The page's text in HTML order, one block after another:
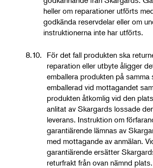
heller om reparationer utförts
godkända reservdelar eller om
instruktionerna inte har utförts.
8.10. För det fall produkten ska
reparation eller utbyte åligger
emballera produkten på
emballerad vid mottagandet
produkten åtkomlig vid den
anlitat av Skargards lossade
leverans. Instruktion om
garantiärende lämnas av
med mottagande av anmälan.
garantiärende ersätter
returfrakt från ovan nämnd plats.